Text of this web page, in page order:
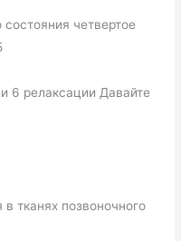
четвертое
6 релаксации Давайте
тканях позвоночного